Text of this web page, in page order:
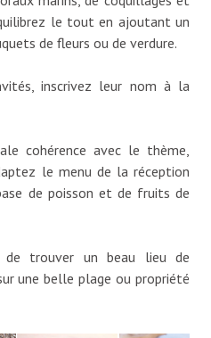
le tout en ajoutant un
de fleurs ou de verdure.
inscrivez leur nom à la
cohérence avec le thème,
le menu de la réception
de poisson et de fruits de
de trouver un beau lieu de
une belle plage ou propriété